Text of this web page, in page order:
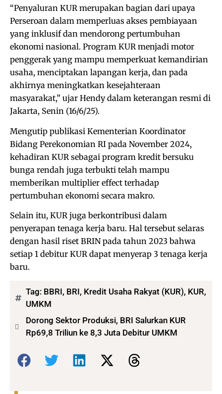
“Penyaluran KUR merupakan bagian dari upaya
Perseroan dalam memperluas akses pembiayaan
yang inklusif dan mendorong pertumbuhan
ekonomi nasional. Program KUR menjadi motor
penggerak yang mampu memperkuat kemandirian
usaha, menciptakan lapangan kerja, dan pada
akhirnya meningkatkan kesejahteraan
masyarakat,” ujar Hendy dalam keterangan resmi di
Jakarta, Senin (16/6/25).
Mengutip publikasi Kementerian Koordinator
Bidang Perekonomian RI pada November 2024,
kehadiran KUR sebagai program kredit bersuku
bunga rendah juga terbukti telah mampu
memberikan multiplier effect terhadap
pertumbuhan ekonomi secara makro.
Selain itu, KUR juga berkontribusi dalam
penyerapan tenaga kerja baru. Hal tersebut selaras
dengan hasil riset BRIN pada tahun 2023 bahwa
setiap 1 debitur KUR dapat menyerap 3 tenaga kerja
baru.
Tag: BBRI, BRI, Kredit Usaha Rakyat (KUR), KUR,
UMKM
Dorong Sektor Produksi, BRI Salurkan KUR
Rp69,8 Triliun ke 8,3 Juta Debitur UMKM
Bagikan: